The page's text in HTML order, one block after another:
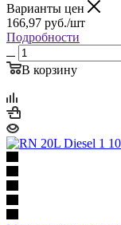
Варианты цен
166,97 руб./шт
Подробности
В корзину